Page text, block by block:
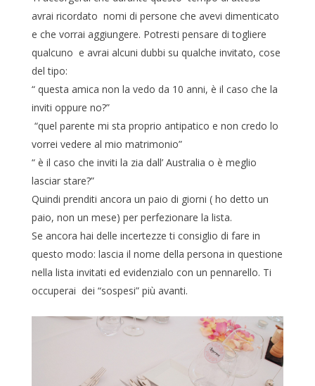
avrai ricordato nomi di persone che avevi dimenticato
e che vorrai aggiungere. Potresti pensare di togliere
qualcuno e avrai alcuni dubbi su qualche invitato, cose
del tipo:
“ questa amica non la vedo da 10 anni, è il caso che la
inviti oppure no?”
“quel parente mi sta proprio antipatico e non credo lo
vorrei vedere al mio matrimonio”
“ è il caso che inviti la zia dall’ Australia o è meglio
lasciar stare?”
Quindi prenditi ancora un paio di giorni ( ho detto un
paio, non un mese) per perfezionare la lista.
Se ancora hai delle incertezze ti consiglio di fare in
questo modo: lascia il nome della persona in questione
nella lista invitati ed evidenzialo con un pennarello. Ti
occuperai dei “sospesi” più avanti.